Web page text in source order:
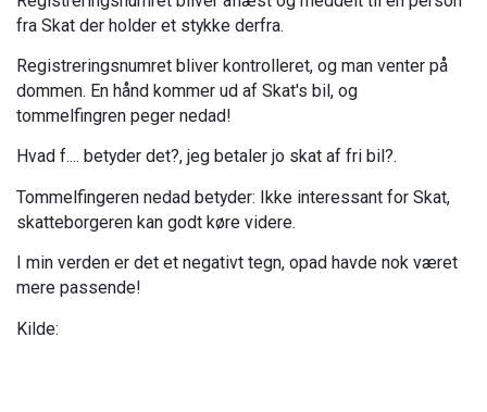
fra Skat der holder et stykke derfra.
Registreringsnumret bliver kontrolleret, og man venter på
dommen. En hånd kommer ud af Skat's bil, og
tommelfingren peger nedad!
Hvad f.... betyder det?, jeg betaler jo skat af fri bil?.
Tommelfingeren nedad betyder: Ikke interessant for Skat,
skatteborgeren kan godt køre videre.
I min verden er det et negativt tegn, opad havde nok været
mere passende!
Kilde: